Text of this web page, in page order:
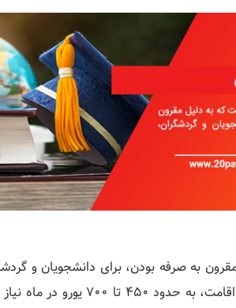
به صرفه بودن، برای دانشجویان و
متوسط، برای تمام هزینه‌ها، از جمله